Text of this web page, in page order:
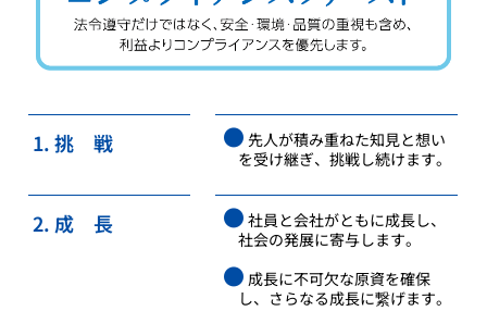
1. 挑 戦 ● 先人が積み重ねた知見と想い
を受け継ぎ、挑戦し続けます。
2. 成 長 ● 社員と会社がともに成長し、
社会の発展に寄与します。
● 成長に不可欠な原資を確保
し、さらなる成長に繋げます。